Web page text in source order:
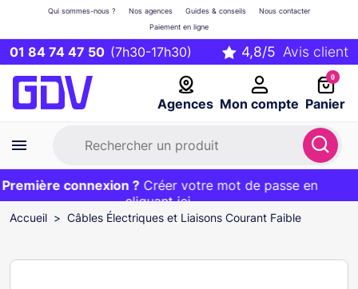
01 84 74 47 50 (7h30-17h30)
Agences Mon compte
Qui sommes-nous ? Nos agences Guides & conseils
Nous contacter
Paiement en ligne
0
Panier
Première commande ?20€ OFFERT sur votre panier
et livraison 24/48h gratuite avec le codeBIENVENUE
connexion ? Créer votre mot de passe en
cliquant ici
EXCLU WEB :
Accueil Câbles Électriques et Liaisons Courant Faible